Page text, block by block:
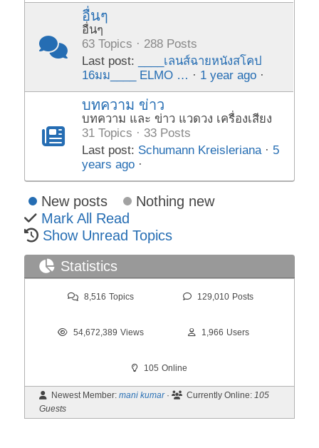
อื่นๆ
อื่นๆ
63 Topics · 288 Posts
Last post:
____เลนส์ฉายหนังสโคป
16มม____ ELMO … · 1 year ago ·
บทความ ข่าว
บทความ และ ข่าว แวดวง เครื่องเสียง
31 Topics · 33 Posts
Last post: Schumann Kreisleriana· 5
years ago ·
New posts
Nothing new
Mark All Read
Show Unread Topics
Statistics
8,516 Topics 129,010 Posts
54,672,389 Views 1,966 Users
105 Online
Newest Member:mani kumar· Currently Online:105
Guests